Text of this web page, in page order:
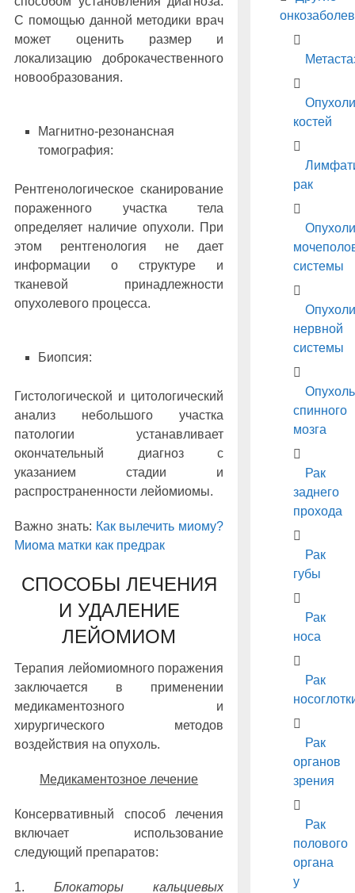
С помощью данной методики врач
может оценить размер и
локализацию доброкачественного
новообразования.
Магнитно-резонансная
томография:
Рентгенологическое сканирование
пораженного участка тела
определяет наличие опухоли. При
этом рентгенология не дает
информации о структуре и
тканевой принадлежности
опухолевого процесса.
Биопсия:
Гистологической и цитологический
анализ небольшого участка
патологии устанавливает
окончательный диагноз с
указанием стадии и
распространенности лейомиомы.
Важно знать: Как вылечить миому?
Миома матки как предрак
СПОСОБЫ ЛЕЧЕНИЯ
И УДАЛЕНИЕ
ЛЕЙОМИОМ
Терапия лейомиомного поражения
заключается в применении
медикаментозного и
хирургического методов
воздействия на опухоль.
Медикаментозное лечение
Консервативный способ лечения
включает использование
следующий препаратов:
1.Блокаторы кальциевых
Опухоли
костей
рак
Опухоли
системы
Опухоли
нервной
системы
Опухоль
спинного
мозга
Рак
заднего
прохода
Рак
губы
Рак
носа
Рак
Рак
органов
зрения
Рак
полового
органа
у